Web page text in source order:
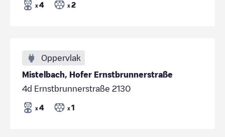
x 4 x 2
Oppervlak
Mistelbach, Hofer Ernstbrunnerstraße
4d Ernstbrunnerstraße 2130
x 4 x 1